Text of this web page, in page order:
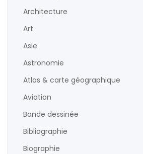
Architecture
Art
Asie
Astronomie
Atlas & carte géographique
Aviation
Bande dessinée
Bibliographie
Biographie